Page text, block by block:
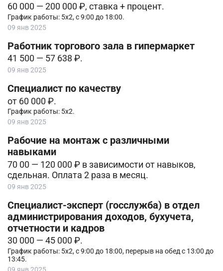
60 000 — 200 000 ₽, ставка + процент.
График работы: 5х2, с 9:00 до 18:00.
09 янв 2025
Работник торгового зала в гипермаркет
41 500 — 57 638 ₽.
09 янв 2025
Специалист по качеству
от 60 000 ₽.
График работы: 5х2.
09 янв 2025
Рабочие на монтаж с различными
навыками
70 00 — 120 000 ₽ в зависимости от навыков,
сдельная. Оплата 2 раза в месяц.
09 янв 2025
Специалист-эксперт (госслужба) в отдел
администрирования доходов, бухучета,
отчетности и кадров
30 000 — 45 000 ₽.
График работы: 5х2, с 9:00 до 18:00, перерыв на обед с 13:00 до
13:45.
09 янв 2025